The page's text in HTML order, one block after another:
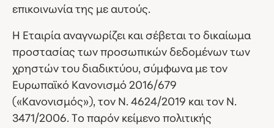
επικοινωνία της με αυτούς.
Η Εταιρία αναγνωρίζει και σέβεται το δικαίωμα
προστασίας των προσωπικών δεδομένων των
χρηστών του διαδικτύου, σύμφωνα με τον
Ευρωπαϊκό Κανονισμό 2016/679
(«Κανονισμός»), τον Ν. 4624/2019 και τον Ν.
3471/2006. Το παρόν κείμενο πολιτικής